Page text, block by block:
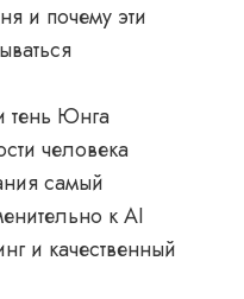
и почему эти
тень Юнга
человека
самый
к AI
и качественный